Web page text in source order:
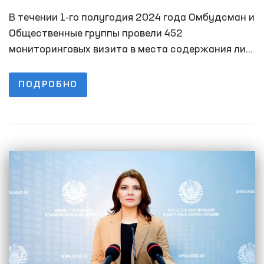
Мажлиса по правам человека
(омбудсмана) о работе по выявлению и
предупреждению случаев пыток в
В течении 1-го полугодия 2024 года Омбудсман и
Общественные группы провели 452
мониторинговых визита в места содержания лиц
месяцев 2023 года этот показатель был 348.
ПОДРОБНО